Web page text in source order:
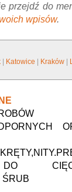
przejdź do
wpisów.
Katowice Kraków
ŚRUB